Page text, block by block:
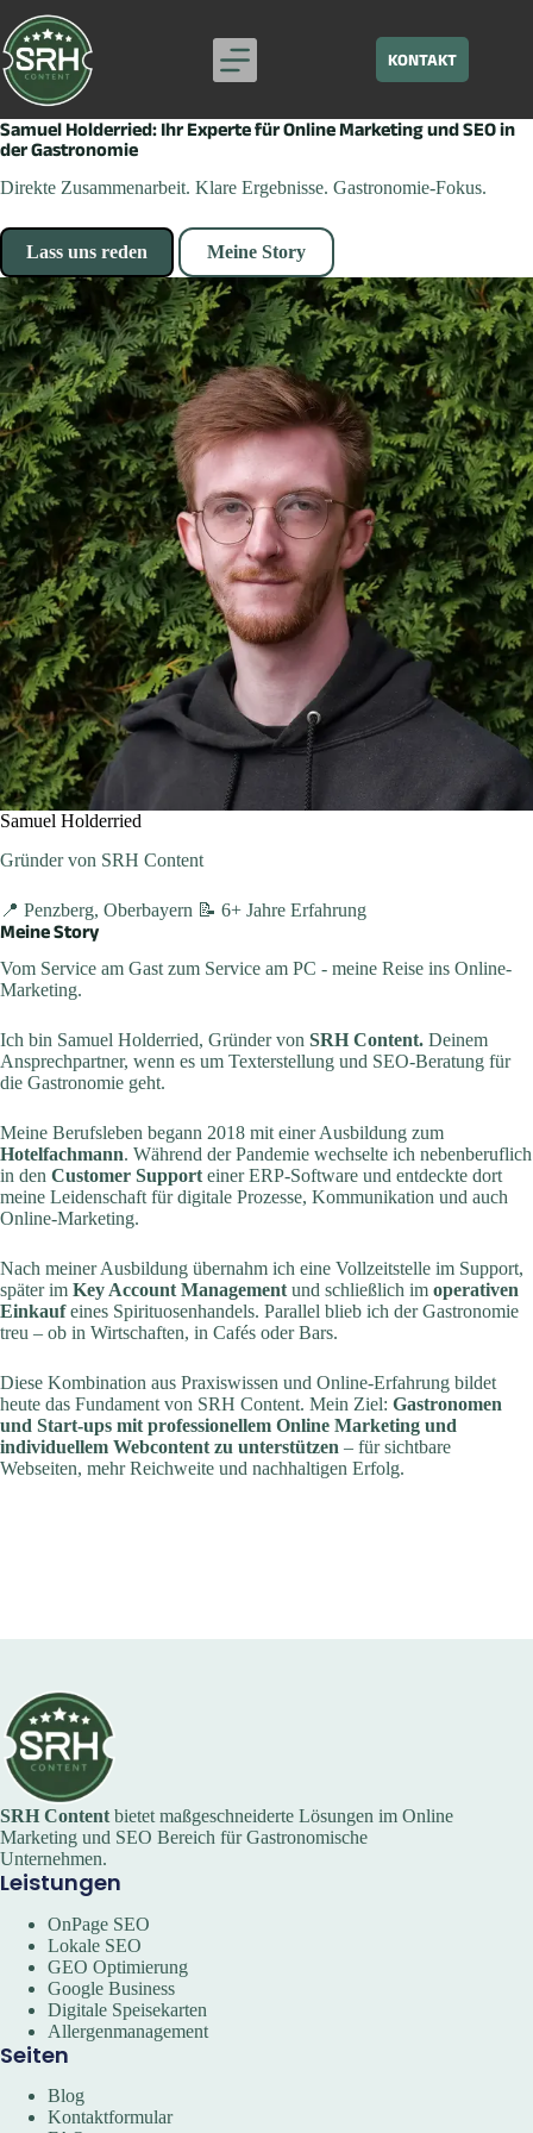
KONTAKT
Samuel Holderried: Ihr Experte für Online Marketing und SEO in
der Gastronomie
Direkte Zusammenarbeit. Klare Ergebnisse. Gastronomie-Fokus.
Lass uns reden Meine Story
Samuel Holderried
Gründer von SRH Content
📍 Penzberg, Oberbayern 📝 6+ Jahre Erfahrung
Meine Story
Vom Service am Gast zum Service am PC - meine Reise ins Online-
Marketing.
Ich bin Samuel Holderried, Gründer von SRH Content. Deinem
Ansprechpartner, wenn es um Texterstellung und SEO-Beratung für
die Gastronomie geht.
Meine Berufsleben begann 2018 mit einer Ausbildung zum
Hotelfachmann. Während der Pandemie wechselte ich nebenberuflich
in den Customer Support einer ERP-Software und entdeckte dort
meine Leidenschaft für digitale Prozesse, Kommunikation und auch
Online-Marketing.
Nach meiner Ausbildung übernahm ich eine Vollzeitstelle im Support,
später im Key Account Management und schließlich im operativen
Einkaufeines Spirituosenhandels. Parallel blieb ich der Gastronomie
treu – ob in Wirtschaften, in Cafés oder Bars.
Diese Kombination aus Praxiswissen und Online-Erfahrung bildet
heute das Fundament von SRH Content. Mein Ziel: Gastronomen
und Start-ups mit professionellem Online Marketing und
individuellem Webcontent zu unterstützen – für sichtbare
Webseiten, mehr Reichweite und nachhaltigen Erfolg.
SRH Contentbietet maßgeschneiderte Lösungen im Online
Marketing und SEO Bereich für Gastronomische
Unternehmen.
Leistungen
OnPage SEO
Lokale SEO
GEO Optimierung
Google Business
Digitale Speisekarten
Allergenmanagement
Seiten
Blog
Kontaktformular